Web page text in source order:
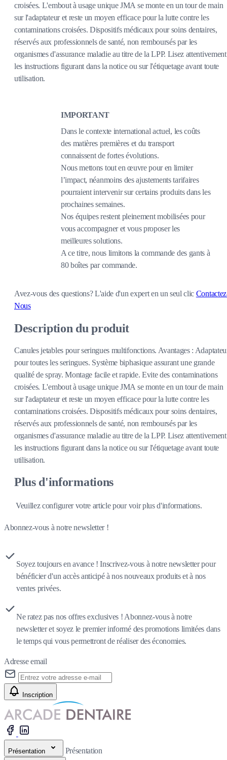
croisées. L'embout à usage unique JMA se monte en un tour de main
sur l'adaptateur et reste un moyen efficace pour la lutte contre les
contaminations croisées. Dispositifs médicaux pour soins dentaires,
réservés aux professionnels de santé, non remboursés par les
organismes d'assurance maladie au titre de la LPP. Lisez attentivement
les instructions figurant dans la notice ou sur l'étiquetage avant toute
utilisation.
IMPORTANT
Dans le contexte international actuel, les coûts
des matières premières et du transport
connaissent de fortes évolutions.
Nous mettons tout en œuvre pour en limiter
l’impact, néanmoins des ajustements tarifaires
pourraient intervenir sur certains produits dans les
prochaines semaines.
Nos équipes restent pleinement mobilisées pour
vous accompagner et vous proposer les
meilleures solutions.
A ce titre, nous limitons la commande des gants à
80 boîtes par commande.
Avez-vous des questions?L'aide d'un expert en un seul clic
Nous
Description du produit
Canules jetables pour seringues multifonctions. Avantages :
pour toutes les seringues. Système biphasique assurant une grande
qualité de spray. Montage facile et rapide. Evite des contaminations
croisées. L'embout à usage unique JMA se monte en un tour de main
sur l'adaptateur et reste un moyen efficace pour la lutte contre les
contaminations croisées. Dispositifs médicaux pour soins dentaires,
réservés aux professionnels de santé, non remboursés par les
organismes d'assurance maladie au titre de la LPP. Lisez attentivement
les instructions figurant dans la notice ou sur l'étiquetage avant toute
utilisation.
Plus d'informations
Veuillez configurer votre article pour voir plus d'informations.
Abonnez-vous à notre newsletter !
Soyez toujours en avance ! Inscrivez-vous à notre newsletter pour
bénéficier d'un accès anticipé à nos nouveaux produits et à nos
ventes privées.
Ne ratez pas nos offres exclusives ! Abonnez-vous à notre
newsletter et soyez le premier informé des promotions limitées dans
le temps qui vous permettront de réaliser des économies.
Adresse email
Inscription
Présentation Présentation